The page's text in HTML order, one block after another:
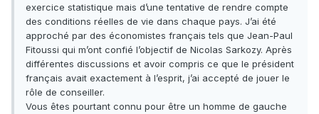
exercice statistique mais d’une tentative de rendre compte
des conditions réelles de vie dans chaque pays. J’ai été
approché par des économistes français tels que Jean-Paul
Fitoussi qui m’ont confié l’objectif de Nicolas Sarkozy. Après
différentes discussions et avoir compris ce que le président
français avait exactement à l’esprit, j’ai accepté de jouer le
rôle de conseiller.
Vous êtes pourtant connu pour être un homme de gauche